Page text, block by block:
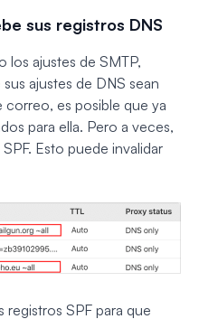
sus registros DNS
ajustes de SMTP,
ajustes de DNS sean
correo, es posible que ya
para ella. Pero a veces,
Esto puede invalidar
registros SPF para que